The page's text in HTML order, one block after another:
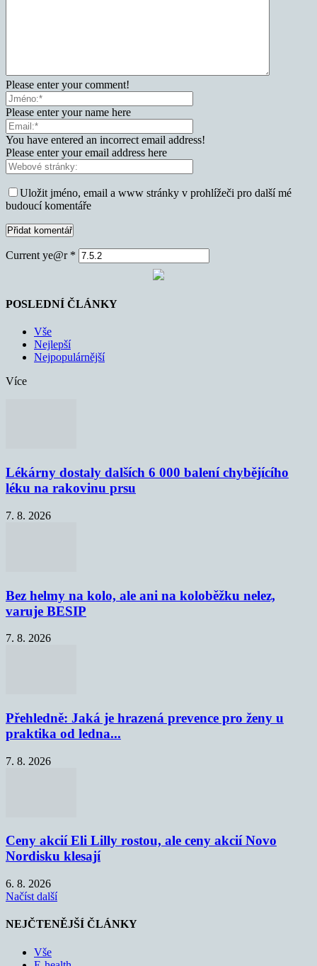
Please enter your comment!
Please enter your name here
You have entered an incorrect email address!
Please enter your email address here
Uložit jméno, email a www stránky v prohlížeči pro další mé
budoucí komentáře
Current ye@r *
POSLEDNÍ ČLÁNKY
Vše
Nejlepší
Nejpopulárnější
Více
Lékárny dostaly dalších 6 000 balení chybějícího
léku na rakovinu prsu
7. 8. 2026
Bez helmy na kolo, ale ani na koloběžku nelez,
varuje BESIP
7. 8. 2026
Přehledně: Jaká je hrazená prevence pro ženy u
praktika od ledna...
7. 8. 2026
Ceny akcií Eli Lilly rostou, ale ceny akcií Novo
Nordisku klesají
6. 8. 2026
Načíst další
NEJČTENĚJŠÍ ČLÁNKY
Vše